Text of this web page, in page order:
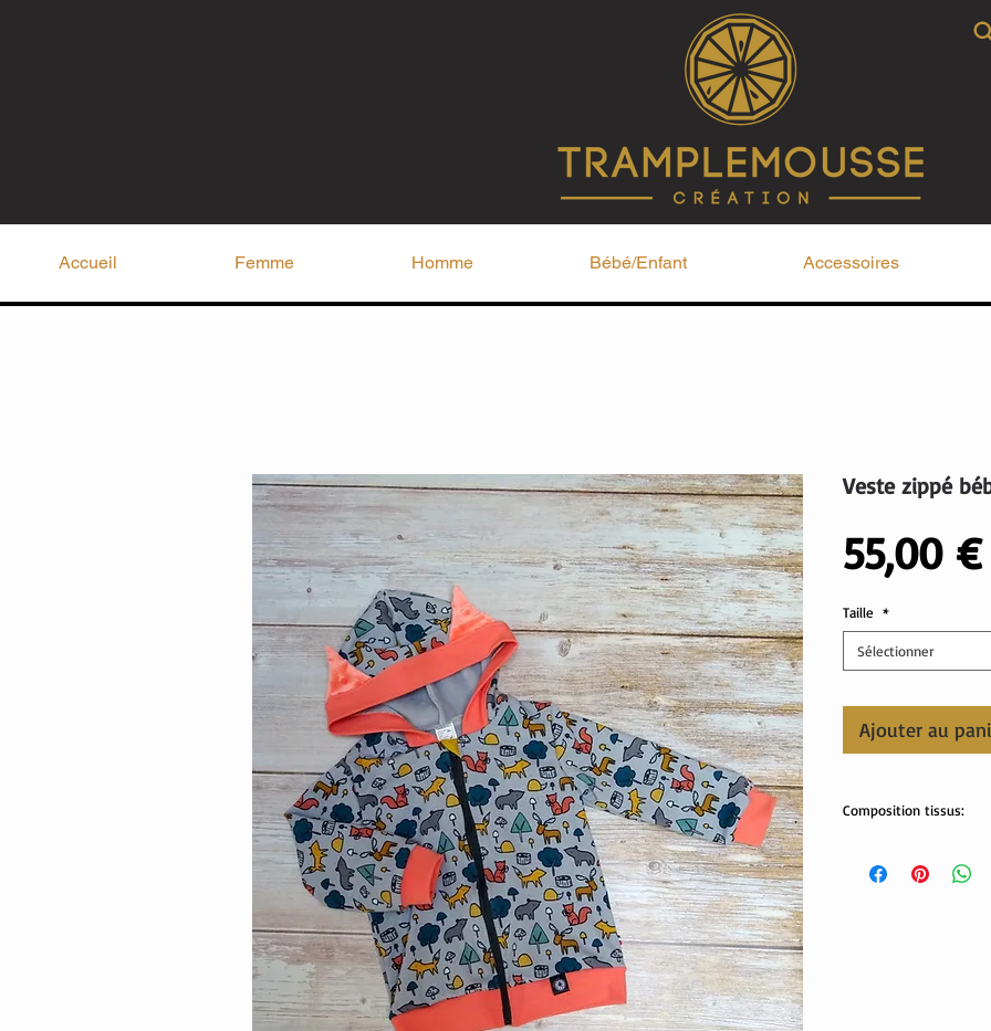
Veste zippé
55,00 €
Taille *
Sélectionner
Ajouter au
Composition tissus:
bord côte: 95% coton,
Accueil Femme Homme Bébé/Enfant Accessoires